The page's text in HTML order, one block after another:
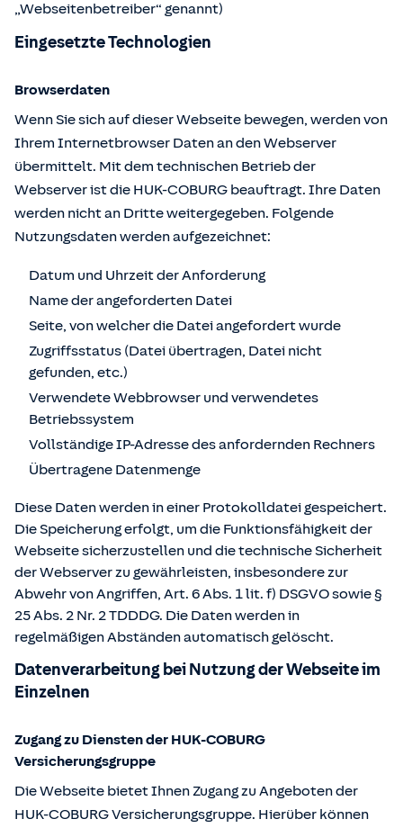
„Webseitenbetreiber“ genannt)
Eingesetzte Technologien
Browserdaten
Wenn Sie sich auf dieser Webseite bewegen, werden von
Ihrem Internetbrowser Daten an den Webserver
übermittelt. Mit dem technischen Betrieb der
Webserver ist die HUK-COBURG beauftragt. Ihre Daten
werden nicht an Dritte weitergegeben. Folgende
Nutzungsdaten werden aufgezeichnet:
Datum und Uhrzeit der Anforderung
Name der angeforderten Datei
Seite, von welcher die Datei angefordert wurde
Zugriffsstatus (Datei übertragen, Datei nicht
gefunden, etc.)
Verwendete Webbrowser und verwendetes
Betriebssystem
Vollständige IP-Adresse des anfordernden Rechners
Übertragene Datenmenge
Diese Daten werden in einer Protokolldatei gespeichert.
Die Speicherung erfolgt, um die Funktionsfähigkeit der
Webseite sicherzustellen und die technische Sicherheit
der Webserver zu gewährleisten, insbesondere zur
Abwehr von Angriffen, Art. 6 Abs. 1 lit. f) DSGVO sowie §
25 Abs. 2 Nr. 2 TDDDG. Die Daten werden in
regelmäßigen Abständen automatisch gelöscht.
Datenverarbeitung bei Nutzung der Webseite im
Einzelnen
Zugang zu Diensten der HUK-COBURG
Versicherungsgruppe
Die Webseite bietet Ihnen Zugang zu Angeboten der
HUK-COBURG Versicherungsgruppe. Hierüber können